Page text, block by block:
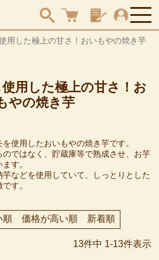
用した極上の甘さ！おいもやの焼き芋
用した極上の甘さ！お
やの焼き芋
使用したおいもやの焼き芋です。
ではなく、貯蔵庫等で熟成させ、お芋
す。
などを使用していて、しっとりとした
す。
順 価格が高い順 新着順
13件中 1-13件表示